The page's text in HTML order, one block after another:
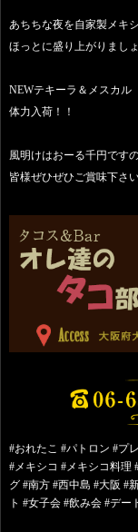
あちちな夜を自家製メキ
ほっとに盛り上がりまし
NEWテキーラ＆メスカル
体力入荷！！
風明けはおーる千円です
皆様ぜひぜひご賞味下さ
#おれたこ #パトロン #プ
#メキシコ #メキシコ料理
グ #南方 #西中島 #大阪 #
ト #女子会 #飲み会 #デ